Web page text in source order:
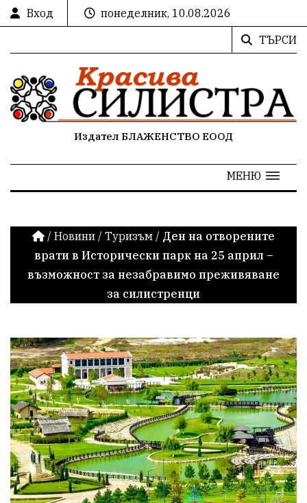
Вход
понеделник, 10.08.2026
ТЪРСИ
Издател БЛАЖЕНСТВО ЕООД
МЕНЮ
/ Новини / Туризъм / Ден на отворените
врати в Исторически парк на 25 април –
възможност за незабравимо преживяване
за силистренци